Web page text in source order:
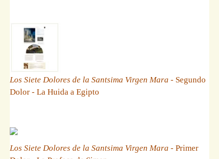
Los Siete Dolores de la Santsima Virgen Mara - Segundo
Dolor - La Huida a Egipto
Los Siete Dolores de la Santsima Virgen Mara - Primer